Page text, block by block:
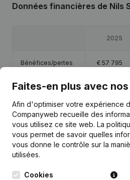
Données financières de Nils
2025
Bénéfices/pertes € 57 795
Capitaux propres €113 906
Marge brute €78 705
Publications de Nils Synhaeve
Faites-en plus avec
Afin d'optimiser votre expérience
Companyweb recueille des
vous utilisez ce site web. La
vous permet de savoir quelles
vous donne le contrôle sur la
utilisées.
Cookies